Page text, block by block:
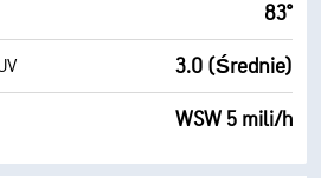
83°
3.0 (Średnie)
WSW 5 mili/h